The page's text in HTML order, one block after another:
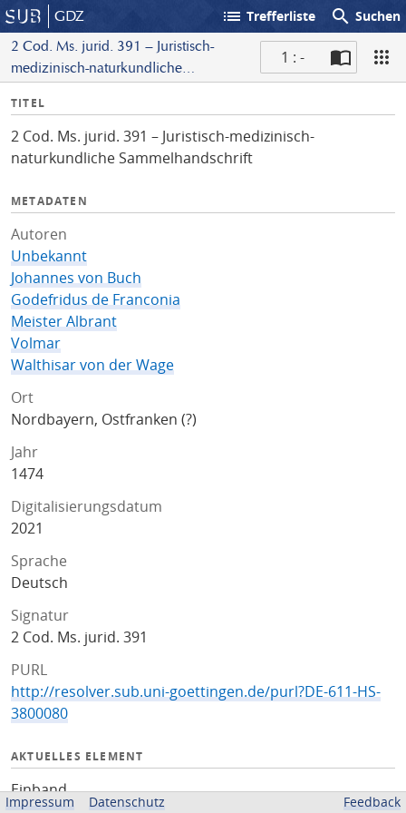
GDZ list Trefferliste search Suchen
2 Cod. Ms. jurid. 391 – Juristisch-
medizinisch-naturkundliche
1 : -
I
f
o
TITEL
2 Cod. Ms. jurid. 391 – Juristisch-medizinisch-
naturkundliche Sammelhandschrift
METADATEN
Autoren
Unbekannt
Johannes von Buch
Godefridus de Franconia
Meister Albrant
Volmar
Walthisar von der Wage
Ort
Nordbayern, Ostfranken (?)
Jahr
1474
Digitalisierungsdatum
2021
Sprache
Deutsch
Signatur
2 Cod. Ms. jurid. 391
PURL
http://resolver.sub.uni-goettingen.de/purl?DE-611-HS-
3800080
AKTUELLES ELEMENT
Einband
Impressum Datenschutz Feedback